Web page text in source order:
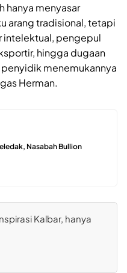
hanya menyasar
arang tradisional, tetapi
intelektual, pengepul
hingga dugaan
menemukannya
Herman.
Nasabah Bullion
Kalbar, hanya